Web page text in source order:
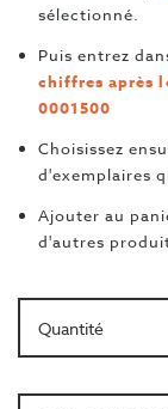
sélectionné.
Puis entrez
chiffres après
0001500
Choisissez
d'exemplaires
Ajouter au
d'autres
Quantité